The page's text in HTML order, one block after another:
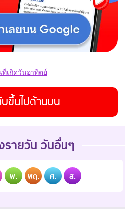
เกิดวันอาทิตย์
ขึ้นไปด้านบน
รายวัน วันอื่นๆ
พ. พฤ. ศ. ส.